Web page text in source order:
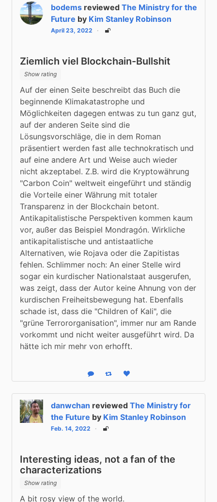
bodems reviewed The Ministry for the
Future by Kim Stanley Robinson
April 23, 2022 Unlisted
Ziemlich viel Blockchain-Bullshit
Show rating
Auf der einen Seite beschreibt das Buch die
beginnende Klimakatastrophe und
Möglichkeiten dagegen entwas zu tun ganz gut,
auf der anderen Seite sind die
Lösungsvorschläge, die in dem Roman
präsentiert werden fast alle technokratisch und
auf eine andere Art und Weise auch wieder
nicht akzeptabel. Z.B. wird die Kryptowährung
"Carbon Coin" weltweit eingeführt und ständig
die Vorteile einer Währung mit totaler
Transparenz in der Blockchain betont.
Antikapitalistische Perspektiven kommen kaum
vor, außer das Beispiel Mondragón. Wirkliche
antikapitalistische und antistaatliche
Alternativen, wie Rojava oder die Zapitistas
fehlen. Schlimmer noch: An einer Stelle wird
sogar ein kurdischer Nationalstaat ausgerufen,
was zeigt, dass der Autor keine Ahnung von der
kurdischen Freiheitsbewegung hat. Ebenfalls
schade ist, dass die "Children of Kali", die
"grüne Terrororganisation", immer nur am Rande
vorkommt und nicht weiter ausgeführt wird. Da
hätte ich mir mehr von erhofft.
Reply Boost statusLike status
danwchan reviewed The Ministry for
the Future by Kim Stanley Robinson
Feb. 14, 2022 Unlisted
Interesting ideas, not a fan of the
characterizations
Show rating
A bit rosy view of the world.